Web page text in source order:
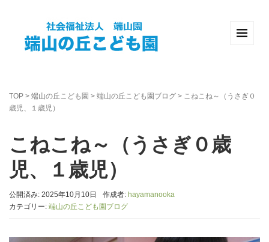
TOP > 端山の丘こども園 > 端山の丘こども園ブログ > こねこね～（うさぎ０
歳児、１歳児）
こねこね～（うさぎ０歳
児、１歳児）
公開済み: 2025年10月10日 作成者: hayamanooka
カテゴリー: 端山の丘こども園ブログ